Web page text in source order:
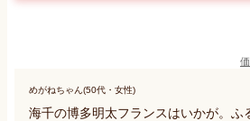
めがねちゃん(50代・女性)
海千の博多明太フランスはいかが。ふ